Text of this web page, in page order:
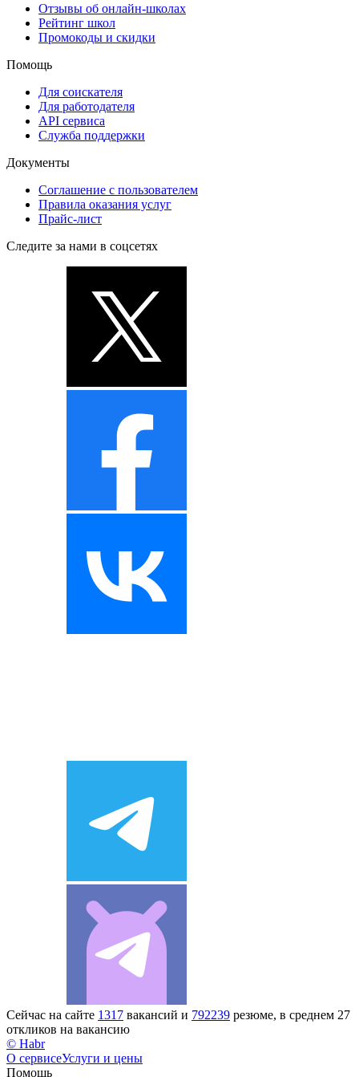
Отзывы об онлайн-школах
Рейтинг школ
Промокоды и скидки
Помощь
Для соискателя
Для работодателя
API сервиса
Служба поддержки
Документы
Соглашение с пользователем
Правила оказания услуг
Прайс-лист
Следите за нами в соцсетях
Сейчас на сайте 1317 вакансий и 792239 резюме, в среднем 27
откликов на вакансию
© Habr
О сервисеУслуги и цены
Помощь